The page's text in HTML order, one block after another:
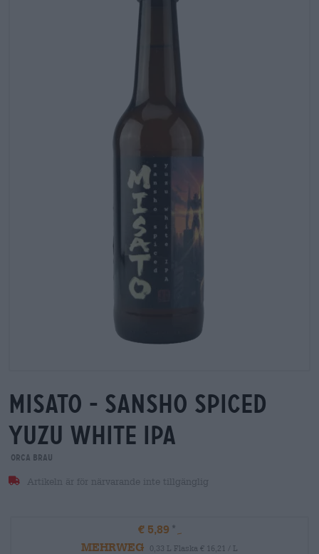
misato - sansho spiced
yuzu white ipa
orca brau
Artikeln är för närvarande inte tillgänglig
€ 5,89
MEHRWEG
0,33 L Flaska € 16,21 / L